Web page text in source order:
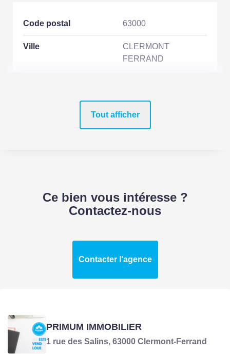
Code postal 63000
Ville
CLERMONT
FERRAND
7500 EUR
Loyer mensuel HC 1650 EUR
Loyer charges
1850 EUR
COPROPRIÉTÉ
Tout afficher
Ce bien vous intéresse ?
Contactez-nous
Contacter l'agence
PRIMUM IMMOBILIER
1 rue des Salins, 63000 Clermont-Ferrand